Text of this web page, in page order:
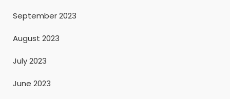
September 2023
August 2023
July 2023
June 2023